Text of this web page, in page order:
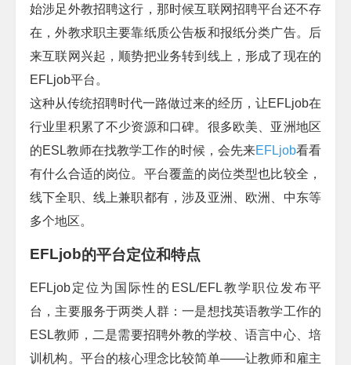
始涉足外教招聘这行，那时候互联网招聘平台还不存
在，外教求职主要靠纸质公告板和报纸分类广告。后
来互联网兴起，顺势把业务转到线上，形成了现在的
EFLjob平台。
这种从传统招聘时代一路做过来的经历，让EFLjob在
行业里积累了不少资源和口碑。很多欧美、亚洲地区
的ESL教师在找教学工作的时候，会先来EFLjob看看
有什么合适的岗位。平台覆盖的岗位类型也比较全，
线下全职、线上兼职都有，涉及亚洲、欧洲、中东等
多个地区。
EFLjob的平台定位和特点
EFLjob定位为国际性的 ESL/EFL教学职位发布平
台，主要服务于两类人群：一是想找英语教学工作的
ESL教师，二是需要招聘外教的学校、语言中心、培
训机构。平台的核心理念比较简单——让教师和雇主